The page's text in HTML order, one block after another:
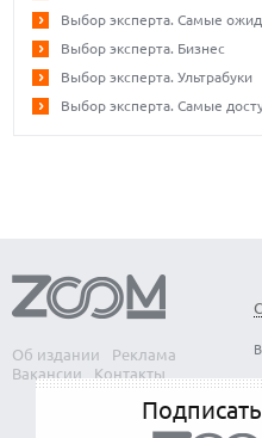
Выбор эксперта. Самые
Выбор эксперта. Бизнес
Выбор эксперта. Ультрабуки
Выбор эксперта. Самые
Об издании
Реклама
Вакансии
Контакты